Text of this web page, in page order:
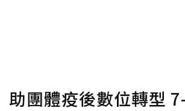
助團體疫後數位轉型